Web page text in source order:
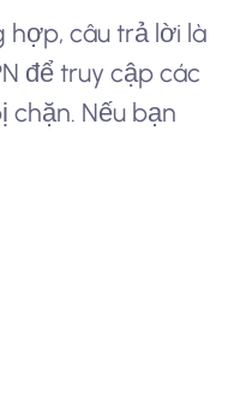
câu trả lời là
để truy cập các
Nếu bạn